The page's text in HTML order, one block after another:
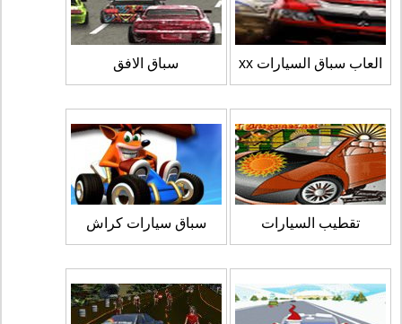
العاب سباق السيارات xx سباق الافق
تقطيب السيارات سباق سيارات كراش